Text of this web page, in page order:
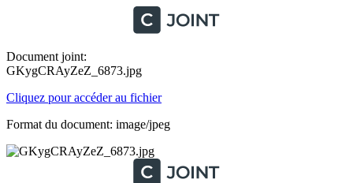
Document joint:
GKygCRAyZeZ_6873.jpg
Cliquez pour accéder au fichier
Format du document: image/jpeg